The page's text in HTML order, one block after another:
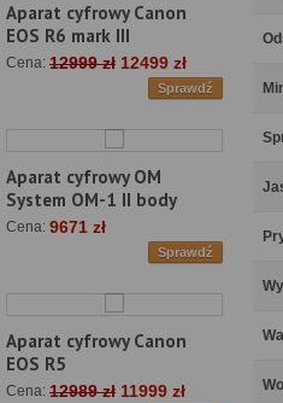
Aparat cyfrowy Canon
EOS R6 mark III
Cena: 12999 zł 12499 zł
Sprawdź
Aparat cyfrowy OM
System OM-1 II body
Cena: 9671 zł
Sprawdź
Aparat cyfrowy Canon
EOS R5
Cena: 12989 zł 11999 zł